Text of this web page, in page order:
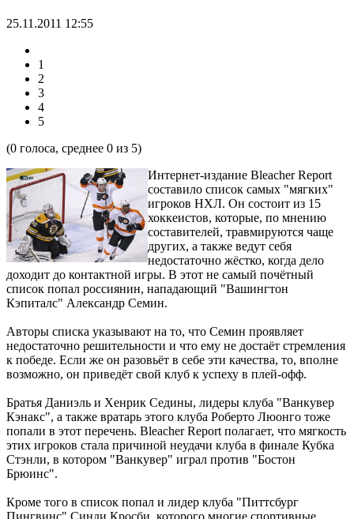
25.11.2011 12:55
1
2
3
4
5
(0 голоса, среднее 0 из 5)
Интернет-издание Bleacher Report
составило список самых "мягких"
игроков НХЛ. Он состоит из 15
хоккеистов, которые, по мнению
составителей, травмируются чаще
других, а также ведут себя
недостаточно жёстко, когда дело
доходит до контактной игры. В этот не самый почётный
список попал россиянин, нападающий "Вашингтон
Кэпиталс" Александр Семин.
Авторы списка указывают на то, что Семин проявляет
недостаточно решительности и что ему не достаёт стремления
к победе. Если же он разовьёт в себе эти качества, то, вполне
возможно, он приведёт свой клуб к успеху в плей-офф.
Братья Даниэль и Хенрик Седины, лидеры клуба "Ванкувер
Кэнакс", а также вратарь этого клуба Роберто Люонго тоже
попали в этот перечень. Bleacher Report полагает, что мягкость
этих игроков стала причиной неудачи клуба в финале Кубка
Стэнли, в котором "Ванкувер" играл против "Бостон
Брюинс".
Кроме того в список попал и лидер клуба "Питтсбург
Пингвинс" Синди Кросби, которого многие спортивные